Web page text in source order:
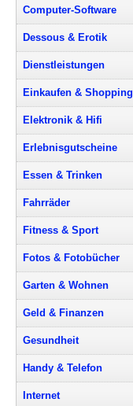
Computer-Software
Dessous & Erotik
Dienstleistungen
Einkaufen & Shopping
Elektronik & Hifi
Erlebnisgutscheine
Essen & Trinken
Fahrräder
Fitness & Sport
Fotos & Fotobücher
Garten & Wohnen
Geld & Finanzen
Gesundheit
Handy & Telefon
Internet